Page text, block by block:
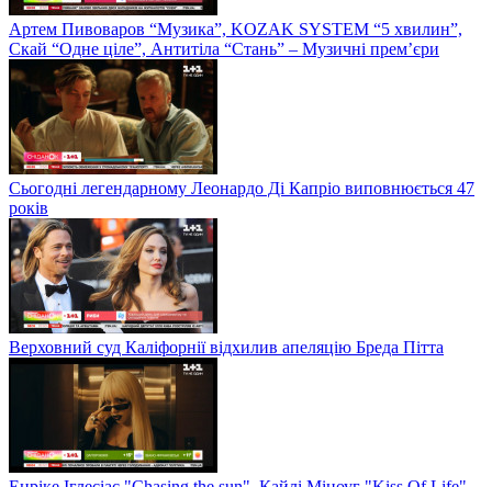
Артем Пивоваров “Музика”, KOZAK SYSTEM “5 хвилин”,
Скай “Одне ціле”, Антитіла “Стань” – Музичні прем’єри
Сьогодні легендарному Леонардо Ді Капріо виповнюється 47
років
Верховний суд Каліфорнії відхилив апеляцію Бреда Пітта